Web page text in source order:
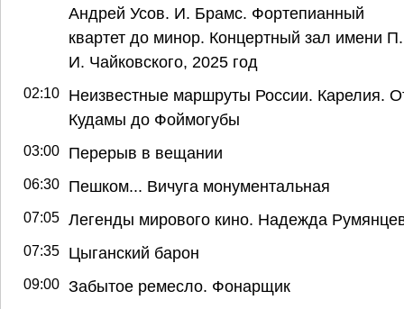
Андрей Усов. И. Брамс. Фортепианный
квартет до минор. Концертный зал имени П.
И. Чайковского, 2025 год
02:10
Неизвестные маршруты России. Карелия.
Кудамы до Фоймогубы
03:00 Перерыв в вещании
06:30 Пешком... Вичуга монументальная
07:05 Легенды мирового кино. Надежда
07:35 Цыганский барон
09:00 Забытое ремесло. Фонарщик